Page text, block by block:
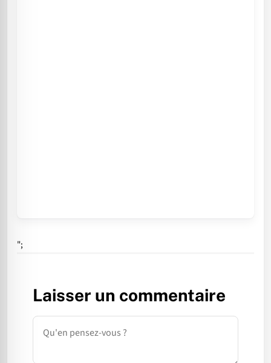
";
Laisser un commentaire
Commentaire